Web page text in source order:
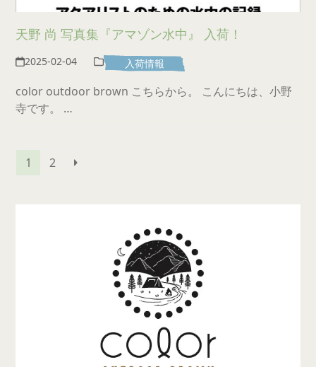
天野 尚 写真集『アマゾン水中』 入荷！
2025-02-04 入荷情報
color outdoor brown こちらから。 こんにちは、小野
寺です。 …
Page
1 Page
2 Next